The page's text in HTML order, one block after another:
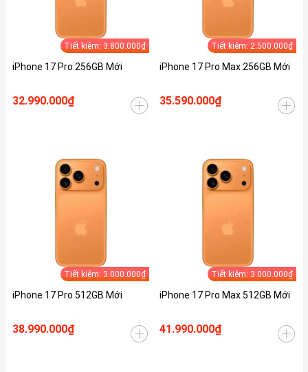
Tiết kiệm: 3.800.000₫
iPhone 17 Pro 256GB Mới
32.990.000₫
Tiết kiệm: 2.500.000₫
iPhone 17 Pro Max 256GB Mới
35.590.000₫
Tiết kiệm: 3.000.000₫
iPhone 17 Pro 512GB Mới
38.990.000₫
Tiết kiệm: 3.000.000₫
iPhone 17 Pro Max 512GB Mới
41.990.000₫